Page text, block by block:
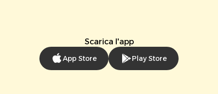
Scarica l'app
App Store Play Store